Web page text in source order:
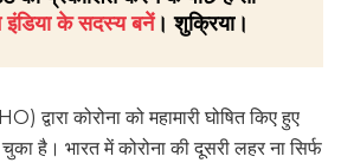
इंडिया के सदस्य बनें। शुक्रिया।
द्वारा कोरोना को महामारी घोषित किए हुए
है। भारत में कोरोना की दूसरी लहर ना सिर्फ